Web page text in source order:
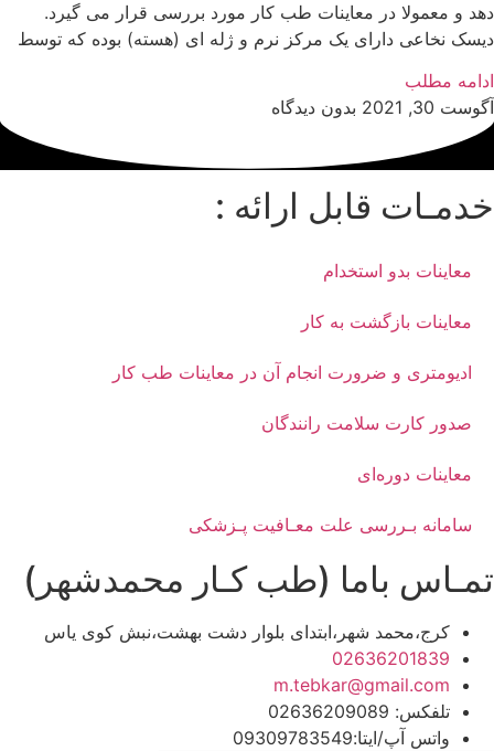
دهد و معمولا در معاینات طب کار مورد بررسی قرار می گیرد.
دیسک نخاعی دارای یک مرکز نرم و ژله ای (هسته) بوده که توسط
ادامه مطلب
آگوست 30, 2021
بدون دیدگاه
خدمـات قابل ارائه :
معاینات بدو استخدام
معاینات بازگشت به کار
ادیومتری و ضرورت انجام آن در معاینات طب کار
صدور کارت سلامت رانندگان
معاینات دوره‌ای
سامانه بـررسی علت معـافیت پـزشکی
تمـاس باما (طب کـار محمدشهر)
کرج،محمد شهر،ابتدای بلوار دشت بهشت،نبش کوی یاس
02636201839
m.tebkar@gmail.com
تلفکس: 02636209089
واتس آپ/ایتا:09309783549